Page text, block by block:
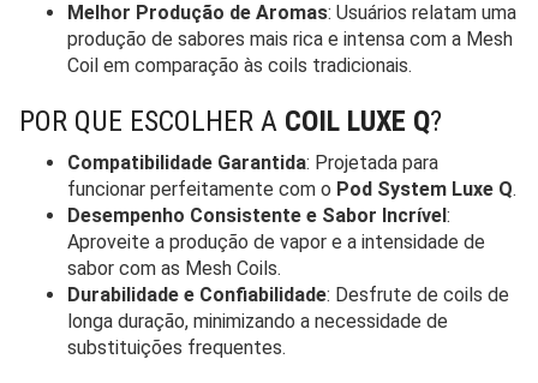
Melhor Produção de Aromas: Usuários relatam uma
produção de sabores mais rica e intensa com a Mesh
Coil em comparação às coils tradicionais.
POR QUE ESCOLHER A COIL LUXE Q?
Compatibilidade Garantida: Projetada para
funcionar perfeitamente com o Pod System Luxe Q.
Desempenho Consistente e Sabor Incrível :
Aproveite a produção de vapor e a intensidade de
sabor com as Mesh Coils.
Durabilidade e Confiabilidade: Desfrute de coils de
longa duração, minimizando a necessidade de
substituições frequentes.